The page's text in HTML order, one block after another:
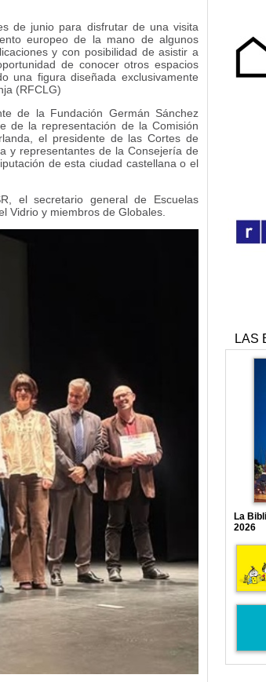
de junio para disfrutar de una visita
europeo de la mano de algunos
y con posibilidad de asistir a
de conocer otros espacios
una figura diseñada exclusivamente
(RFCLG)
de la Fundación Germán Sánchez
de la representación de la Comisión
el presidente de las Cortes de
y representantes de la Consejería de
de esta ciudad castellana o el
el secretario general de Escuelas
Vidrio y miembros de Globales.
LAS
La
2026